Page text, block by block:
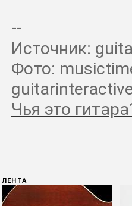
--
Источник:
Фото:
Чья это
ЛЕНТА